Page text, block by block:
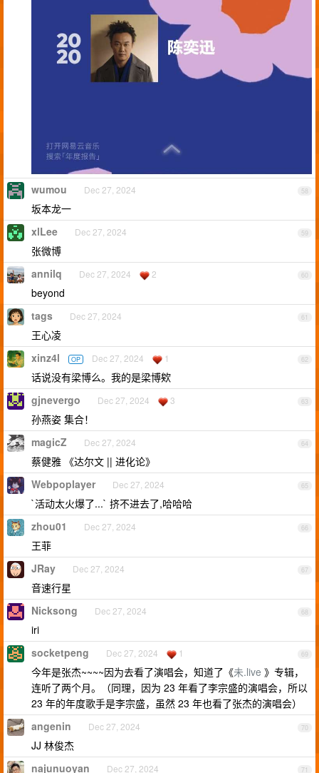
58
wumou Dec 27, 2024
坂本龙一
59
xlLee Dec 27, 2024
张微博
60
annilq Dec 27, 2024 2
beyond
61
tags Dec 27, 2024
王心凌
62
xinz4l OP Dec 27, 2024 1
话说没有梁博么。我的是梁博欸
63
gjnevergo Dec 27, 2024 3
孙燕姿 集合！
64
magicZ Dec 27, 2024
蔡健雅 《达尔文 || 进化论》
65
Webpoplayer Dec 27, 2024
`活动太火爆了...` 挤不进去了,哈哈哈
66
zhou01 Dec 27, 2024
王菲
67
JRay Dec 27, 2024
音速行星
68
Nicksong Dec 27, 2024
iri
69
socketpeng Dec 27, 2024 1
今年是张杰~~~~因为去看了演唱会，知道了《未.live 》专辑，
连听了两个月。（同理，因为 23 年看了李宗盛的演唱会，所以
23 年的年度歌手是李宗盛，虽然 23 年也看了张杰的演唱会）
70
angenin Dec 27, 2024
JJ 林俊杰
71
najunuoyan Dec 27, 2024